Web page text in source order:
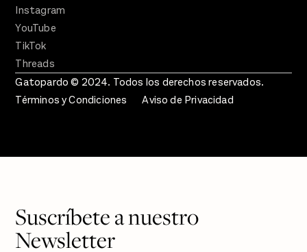
Instagram
YouTube
TikTok
Threads
Gatopardo © 2024. Todos los derechos reservados.
Términos y Condiciones
Aviso de Privacidad
Suscríbete a nuestro
Newsletter